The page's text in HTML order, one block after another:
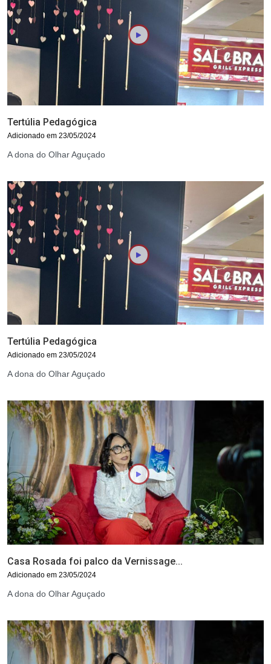
Tertúlia Pedagógica
Adicionado em 23/05/2024
A dona do Olhar Aguçado
Tertúlia Pedagógica
Adicionado em 23/05/2024
A dona do Olhar Aguçado
Casa Rosada foi palco da Vernissage...
Adicionado em 23/05/2024
A dona do Olhar Aguçado